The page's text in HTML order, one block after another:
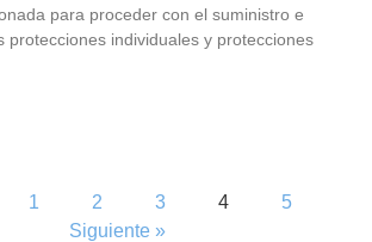
para proceder con el suministro e
protecciones individuales y protecciones
1 2 3 4
5
Siguiente »